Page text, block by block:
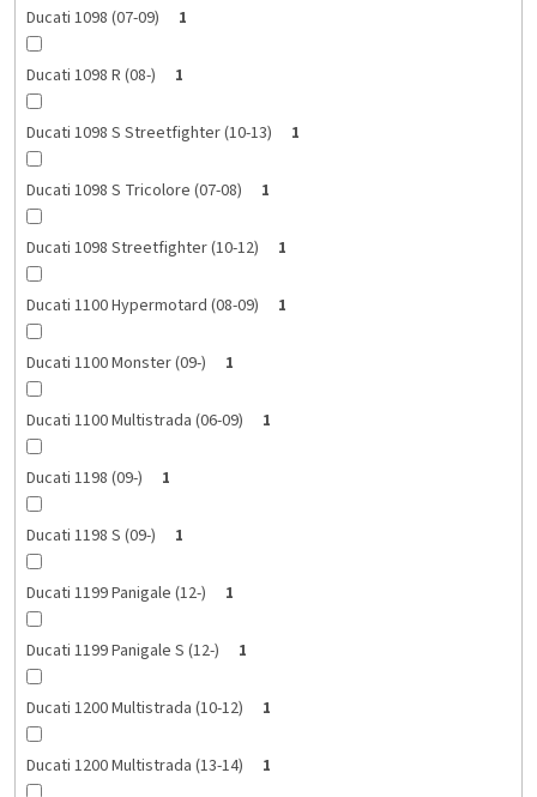
Ducati 1098 (07-09) 1
Ducati 1098 R (08-) 1
Ducati 1098 S Streetfighter (10-13) 1
Ducati 1098 S Tricolore (07-08) 1
Ducati 1098 Streetfighter (10-12) 1
Ducati 1100 Hypermotard (08-09) 1
Ducati 1100 Monster (09-) 1
Ducati 1100 Multistrada (06-09) 1
Ducati 1198 (09-) 1
Ducati 1198 S (09-) 1
Ducati 1199 Panigale (12-) 1
Ducati 1199 Panigale S (12-) 1
Ducati 1200 Multistrada (10-12) 1
Ducati 1200 Multistrada (13-14) 1